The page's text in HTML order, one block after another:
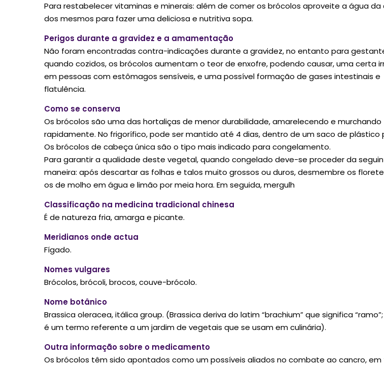
Para restabelecer vitaminas e minerais: além de comer os brócolos aproveite a água da
dos mesmos para fazer uma deliciosa e nutritiva sopa.
Perigos durante a gravidez e a amamentação
Não foram encontradas contra-indicações durante a gravidez, no entanto para
quando cozidos, os brócolos aumentam o teor de enxofre, podendo causar, uma certa
em pessoas com estômagos sensíveis, e uma possível formação de gases intestinais e
flatulência.
Como se conserva
Os brócolos são uma das hortaliças de menor durabilidade, amarelecendo e murchando
rapidamente. No frigorífico, pode ser mantido até 4 dias, dentro de um saco de plástico
Os brócolos de cabeça única são o tipo mais indicado para congelamento.
Para garantir a qualidade deste vegetal, quando congelado deve-se proceder da
maneira: após descartar as folhas e talos muito grossos ou duros, desmembre os
os de molho em água e limão por meia hora. Em seguida, mergulh
Classificação na medicina tradicional chinesa
É de natureza fria, amarga e picante.
Meridianos onde actua
Fígado.
Nomes vulgares
Brócolos, brócoli, brocos, couve-brócolo.
Nome botânico
Brassica oleracea, itálica group. (Brassica deriva do latim “brachium” que significa
é um termo referente a um jardim de vegetais que se usam em culinária).
Outra informação sobre o medicamento
Os brócolos têm sido apontados como um possíveis aliados no combate ao cancro, em